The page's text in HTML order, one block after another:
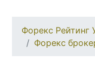
Форекс Рейтинг
Форекс